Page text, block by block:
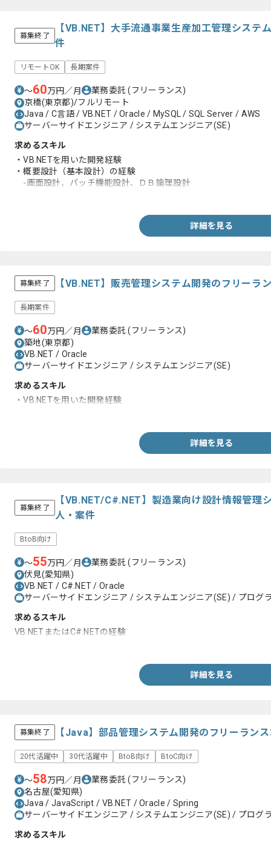
募集終了
【VB.NET】大手流通事業生産加工管理システ
件
リモートOK 長期案件
〜60万円／月 業務委託(フリーランス)
京橋(東京都)/フルリモート
Java / C言語 / VB.NET / Oracle / MySQL / SQL Server / AWS
サーバーサイドエンジニア / システムエンジニア(SE)
求めるスキル
・VB.NETを用いた開発経験
・概要設計（基本設計）の経験
-画面設計、バッチ機能設計、ＤＢ論理設計
詳細を見る
募集終了 【VB.NET】販売管理システム開発のフリーラ
長期案件
〜60万円／月 業務委託(フリーランス)
築地(東京都)
VB.NET / Oracle
サーバーサイドエンジニア / システムエンジニア(SE)
求めるスキル
・VB.NETを用いた開発経験
詳細を見る
募集終了
【VB.NET/C#.NET】製造業向け設計情報管理
人・案件
BtoB向け
〜55万円／月 業務委託(フリーランス)
伏見(愛知県)
VB.NET / C#.NET / Oracle
サーバーサイドエンジニア / システムエンジニア(SE) / プログ
求めるスキル
VB.NETまたはC#.NETの経験
詳細を見る
募集終了 【Java】部品管理システム開発のフリーラン
20代活躍中 30代活躍中 BtoB向け BtoC向け
〜58万円／月 業務委託(フリーランス)
名古屋(愛知県)
Java / JavaScript / VB.NET / Oracle / Spring
サーバーサイドエンジニア / システムエンジニア(SE) / プログ
求めるスキル